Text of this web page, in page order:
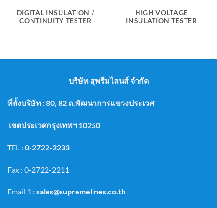
DIGITAL INSULATION /
CONTINUITY TESTER
HIGH VOLTAGE
INSULATION TESTER
บริษัท สุพรีมไลนส์ จำกัด
ที่ตั้งบริษัท : 80, 82 ถ.พัฒนาการแขวงประเวศ
เขตประเวศกรุงเทพฯ 10250
TEL : 0-2722-2233
Fax : 0-2722-2211
Email 1 : sales@supremelines.co.th